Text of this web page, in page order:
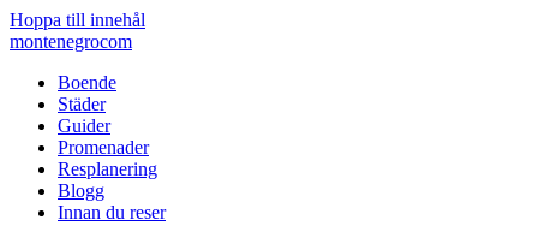
Hoppa till innehål
montenegrocom
Boende
Städer
Guider
Promenader
Resplanering
Blogg
Innan du reser